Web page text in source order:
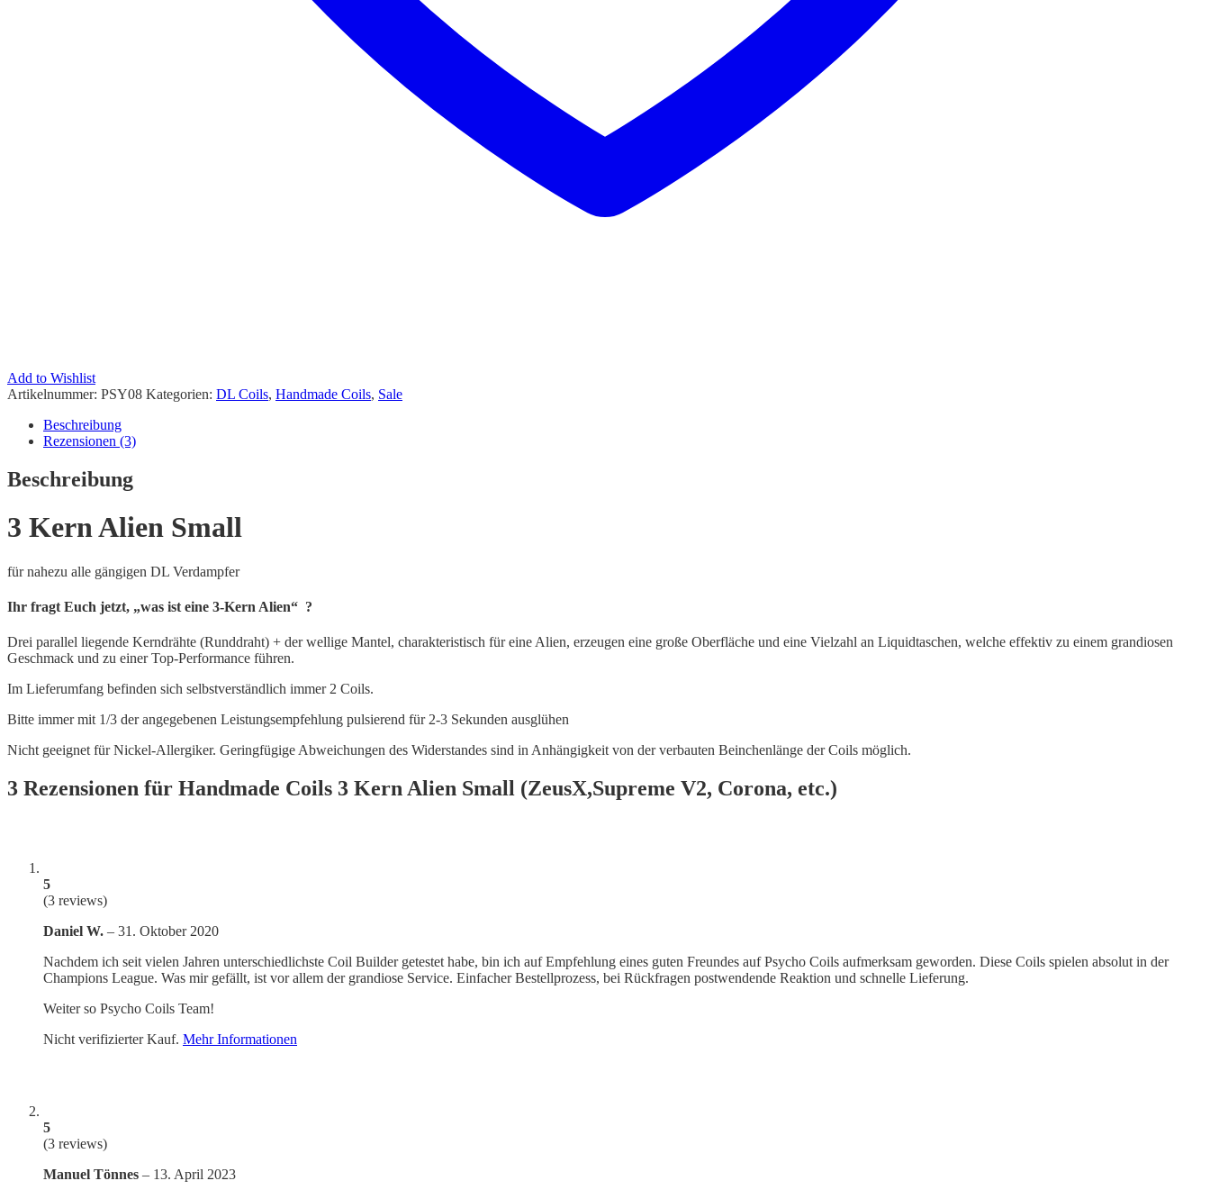
Add to Wishlist
Artikelnummer: PSY08 Kategorien: DL Coils, Handmade Coils, Sale
Beschreibung
Rezensionen (3)
Beschreibung
3 Kern Alien Small
für nahezu alle gängigen DL Verdampfer
Ihr fragt Euch jetzt, „was ist eine 3-Kern Alien“ ?
Drei parallel liegende Kerndrähte (Runddraht) + der wellige Mantel, charakteristisch für eine Alien, erzeugen eine große Oberfläche und eine Vielzahl an Liquidtaschen, welche effektiv zu einem grandiosen
Geschmack und zu einer Top-Performance führen.
Im Lieferumfang befinden sich selbstverständlich immer 2 Coils.
Bitte immer mit 1/3 der angegebenen Leistungsempfehlung pulsierend für 2-3 Sekunden ausglühen
Nicht geeignet für Nickel-Allergiker. Geringfügige Abweichungen des Widerstandes sind in Anhängigkeit von der verbauten Beinchenlänge der Coils möglich.
3 Rezensionen für Handmade Coils 3 Kern Alien Small (ZeusX,Supreme V2, Corona, etc.)
5
(3 reviews)
Daniel W. – 31. Oktober 2020
Nachdem ich seit vielen Jahren unterschiedlichste Coil Builder getestet habe, bin ich auf Empfehlung eines guten Freundes auf Psycho Coils aufmerksam geworden. Diese Coils spielen absolut in der
Champions League. Was mir gefällt, ist vor allem der grandiose Service. Einfacher Bestellprozess, bei Rückfragen postwendende Reaktion und schnelle Lieferung.
Weiter so Psycho Coils Team!
Nicht verifizierter Kauf. Mehr Informationen
5
(3 reviews)
Manuel Tönnes – 13. April 2023